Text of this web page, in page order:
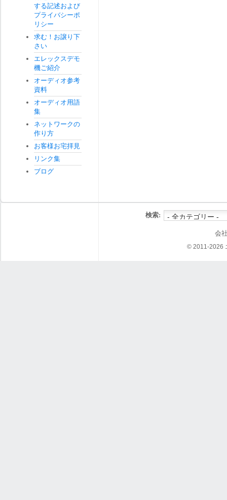
する記述および
プライバシーポ
リシー
求む！お譲り下
さい
エレックスデモ
機ご紹介
オーディオ参考
資料
オーディオ用語
集
ネットワークの
作り方
お客様お宅拝見
リンク集
ブログ
検索:
会
© 2011-2026